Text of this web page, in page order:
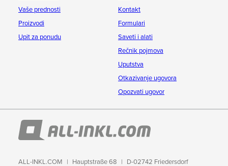
Vaše prednosti
Proizvodi
Upit za ponudu
Kontakt
Formulari
Saveti i alati
Rečnik pojmova
Uputstva
Otkazivanje ugovora
Opozvati ugovor
ALL-INKL.COM Hauptstraße 68 D-02742 Friedersdorf